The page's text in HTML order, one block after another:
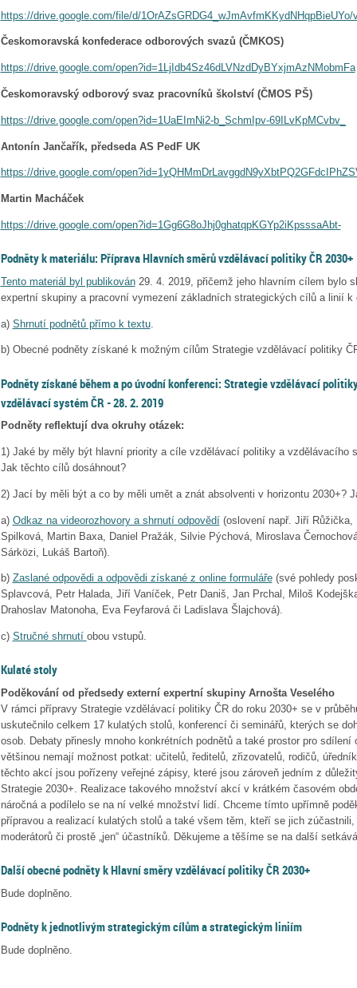
https://drive.google.com/file/d/1OrAZsGRDG4_wJmAvfmKKydNHqpBieUYo/
Českomoravská konfederace odborových svazů (ČMKOS)
https://drive.google.com/open?id=1LjIdb4Sz46dLVNzdDyBYxjmAzNMobmFa
Českomoravský odborový svaz pracovníků školství (ČMOS PŠ)
https://drive.google.com/open?id=1UaEImNi2-b_SchmIpv-69ILvKpMCvbv_
Antonín Jančařík, předseda AS PedF UK
https://drive.google.com/
Martin Macháček
https://drive.google.com/open?id=1Gg6G8oJhj0ghatqpKGYp2iKpsssaAbt-
Podněty k materiálu: Příprava Hlavních směrů vzdělávací politiky ČR 2030+
Tento materiál byl publikován29. 4. 2019, přičemž jeho hlavním cílem bylo
expertní skupiny a pracovní vymezení základních strategických cílů a linií
a) Shrnutí podnětů přímo k textu.
b) Obecné podněty získané k možným cílům Strategie vzdělávací politiky
Podněty získané během a po úvodní konferenci: Strategie vzdělávací
vzdělávací systém ČR - 28. 2. 2019
Podněty reflektují dva okruhy otázek:
1) Jaké by měly být hlavní priority a cíle vzdělávací politiky a vzdělávacího
Jak těchto cílů dosáhnout?
2) Jací by měli být a co by měli umět a znát absolventi v horizontu 2030+?
a) Odkaz na videorozhovory a shrnutí odpovědí(oslovení např. Jiří Růžička,
Spilková, Martin Baxa, Daniel Pražák, Silvie Pýchová, Miroslava
Sárközi, Lukáš Bartoň).
b) Zaslané odpovědi a odpovědi získané z online formuláře(své pohledy
Splavcová, Petr Halada, Jiří Vaníček, Petr Daniš, Jan Prchal, Miloš
Drahoslav Matonoha, Eva Feyfarová či Ladislava Šlajchová).
c) Stručné shrnutí obou vstupů.
Kulaté stoly
Poděkování od předsedy externí expertní skupiny Arnošta Veselého
V rámci přípravy Strategie vzdělávací politiky ČR do roku 2030+ se v
uskutečnilo celkem 17 kulatých stolů, konferencí či seminářů, kterých se
osob. Debaty přinesly mnoho konkrétních podnětů a také prostor pro
většinou nemají možnost potkat: učitelů, ředitelů, zřizovatelů, rodičů,
těchto akcí jsou pořízeny veřejné zápisy, které jsou zároveň jedním z
Strategie 2030+. Realizace takového množství akcí v krátkém časovém
náročná a podílelo se na ní velké množství lidí. Chceme tímto upřímně
přípravou a realizací kulatých stolů a také všem těm, kteří se jich
moderátorů či prostě „jen“ účastníků. Děkujeme a těšíme se na další
Další obecné podněty k Hlavní směry vzdělávací politiky ČR 2030+
Bude doplněno.
Podněty k jednotlivým strategickým cílům a strategickým liniím
Bude doplněno.